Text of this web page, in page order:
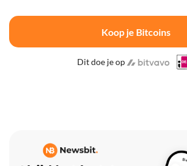
Koop je Bitcoins
Dit doe je op